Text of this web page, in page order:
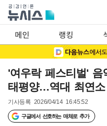
메인 랭킹
'여우락 페스티벌'
태평양…역대 최연소
기사등록 2026/04/14 16:45:52
구글에서 선호하는 매체로 추가